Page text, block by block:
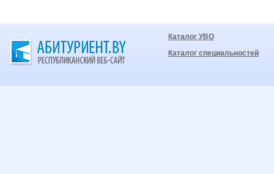
Каталог УВО
Каталог специальностей